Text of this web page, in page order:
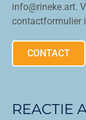
info@rineke.art.
contactformulier
CONTACT
REACTIE